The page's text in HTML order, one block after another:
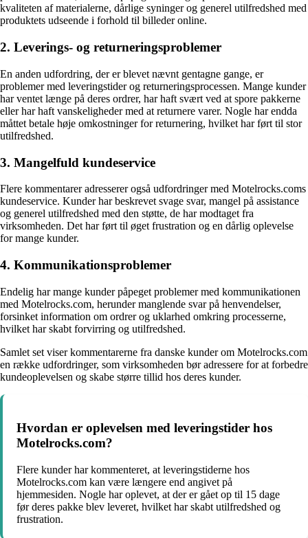
kvaliteten af materialerne, dårlige syninger og generel utilfredshed med
produktets udseende i forhold til billeder online.
2. Leverings- og returneringsproblemer
En anden udfordring, der er blevet nævnt gentagne gange, er
problemer med leveringstider og returneringsprocessen. Mange kunder
har ventet længe på deres ordrer, har haft svært ved at spore pakkerne
eller har haft vanskeligheder med at returnere varer. Nogle har endda
måttet betale høje omkostninger for returnering, hvilket har ført til stor
utilfredshed.
3. Mangelfuld kundeservice
Flere kommentarer adresserer også udfordringer med Motelrocks.coms
kundeservice. Kunder har beskrevet svage svar, mangel på assistance
og generel utilfredshed med den støtte, de har modtaget fra
virksomheden. Det har ført til øget frustration og en dårlig oplevelse
for mange kunder.
4. Kommunikationsproblemer
Endelig har mange kunder påpeget problemer med kommunikationen
med Motelrocks.com, herunder manglende svar på henvendelser,
forsinket information om ordrer og uklarhed omkring processerne,
hvilket har skabt forvirring og utilfredshed.
Samlet set viser kommentarerne fra danske kunder om Motelrocks.com
en række udfordringer, som virksomheden bør adressere for at forbedre
kundeoplevelsen og skabe større tillid hos deres kunder.
Hvordan er oplevelsen med leveringstider hos
Motelrocks.com?
Flere kunder har kommenteret, at leveringstiderne hos
Motelrocks.com kan være længere end angivet på
hjemmesiden. Nogle har oplevet, at der er gået op til 15 dage
før deres pakke blev leveret, hvilket har skabt utilfredshed og
frustration.